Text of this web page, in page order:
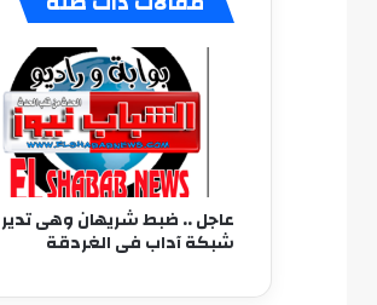
عاجل .. ضبط شريهان وهى تدير
شبكة آداب فى الغردقة